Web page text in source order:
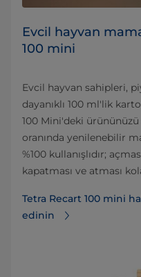
Evcil hayvan
100 mini
Evcil hayvan sahipleri,
dayanıklı 100 ml'lik
100 Mini'deki ürününüzü
oranında yenilenebilir
%100 kullanışlıdır;
kapatması ve atması
Tetra Recart 100 mini
edinin